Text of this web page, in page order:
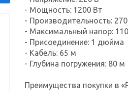
- Мощность: 1200 Вт
- Производительность:
- Максимальный напор:
- Присоединение: 1 дюйма
- Кабель: 65 м
- Глубина погружения: 80 м
Преимущества покупки в